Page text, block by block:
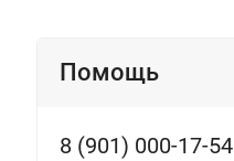
Помощь
8 (901) 000-17-54